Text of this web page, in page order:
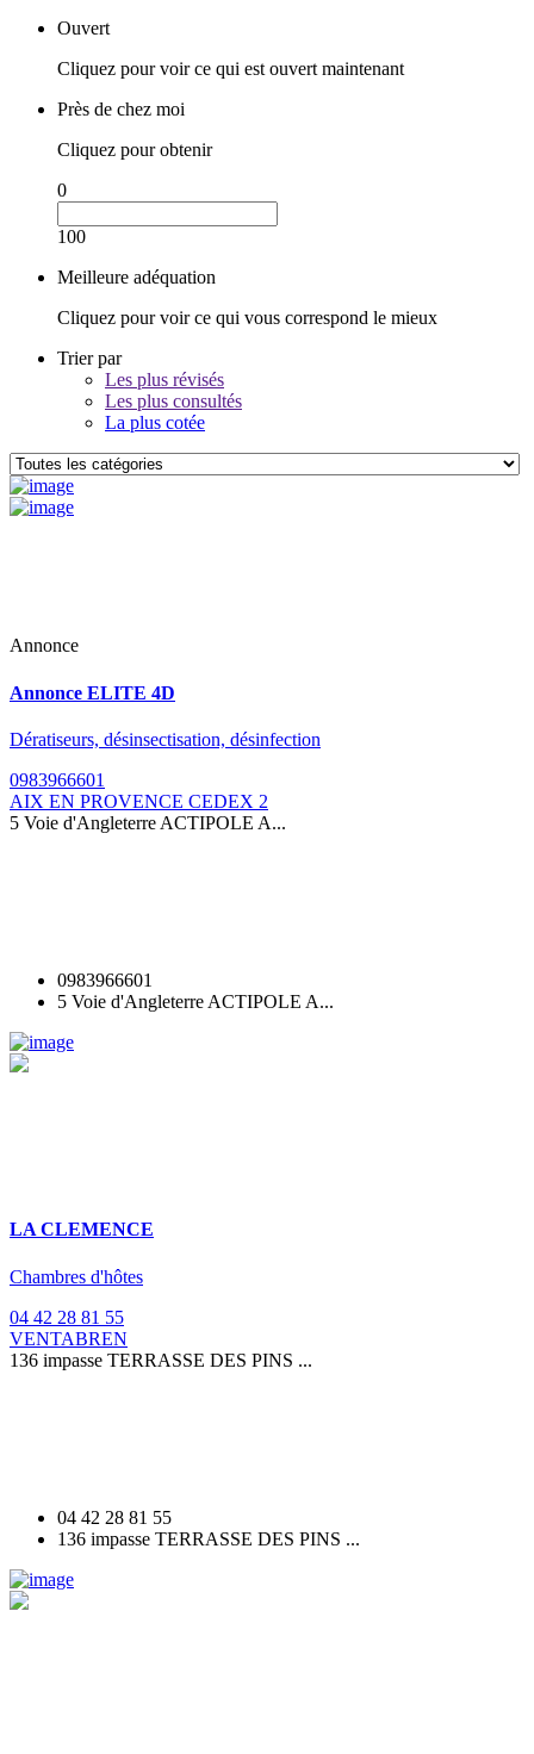
Ouvert
Cliquez pour voir ce qui est ouvert maintenant
Près de chez moi
Cliquez pour obtenir
0
100
Meilleure adéquation
Cliquez pour voir ce qui vous correspond le mieux
Trier par
Les plus révisés
Les plus consultés
La plus cotée
Annonce
Annonce ELITE 4D
Dératiseurs, désinsectisation, désinfection
0983966601
AIX EN PROVENCE CEDEX 2
5 Voie d'Angleterre ACTIPOLE A...
0983966601
5 Voie d'Angleterre ACTIPOLE A...
LA CLEMENCE
Chambres d'hôtes
04 42 28 81 55
VENTABREN
136 impasse TERRASSE DES PINS ...
04 42 28 81 55
136 impasse TERRASSE DES PINS ...